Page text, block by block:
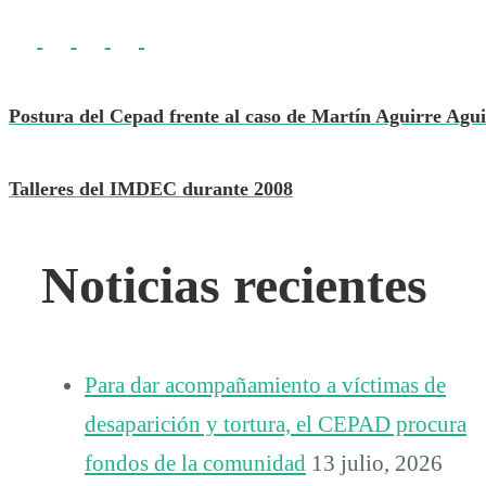
Postura del Cepad frente al caso de Martín Aguirre
Talleres del IMDEC durante 2008
Noticias recientes
Para dar acompañamiento a víctimas de
desaparición y tortura, el CEPAD procura
fondos de la comunidad 13 julio, 2026